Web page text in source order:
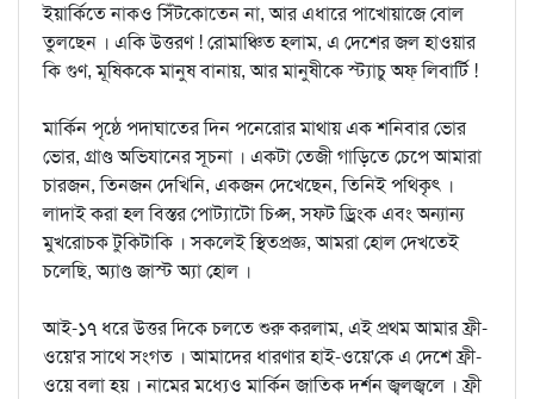
ইয়ার্কিতে নাকও সিঁটকোতেন না, আর এধারে পাখোয়াজে বোল
তুলছেন । একি উত্তরণ ! রোমাঞ্চিত হলাম, এ দেশের জল হাওয়ার
কি গুণ, মূষিককে মানুষ বানায়, আর মানুষীকে স্ট্যাচু অফ্‌ লিবার্টি !
মার্কিন পৃষ্ঠে পদাঘাতের দিন পনেরোর মাথায় এক শনিবার ভোর
ভোর, গ্রাণ্ড অভিযানের সূচনা । একটা তেজী গাড়িতে চেপে আমারা
চারজন, তিনজন দেখিনি, একজন দেখেছেন, তিনিই পথিকৃৎ ।
লাদাই করা হল বিস্তর পোট্যাটো চিপ্স, সফট ড্রিংক এবং অন্যান্য
মুখরোচক টুকিটাকি । সকলেই স্থিতপ্রজ্ঞ, আমরা হোল দেখতেই
চলেছি, অ্যাণ্ড জাস্ট অ্যা হোল ।
আই-১৭ ধরে উত্তর দিকে চলতে শুরু করলাম, এই প্রথম আমার ফ্রী-
ওয়ে'র সাথে সংগত । আমাদের ধারণার হাই-ওয়ে'কে এ দেশে ফ্রী-
ওয়ে বলা হয় । নামের মধ্যেও মার্কিন জাতিক দর্শন জ্বলজ্বলে । ফ্রী